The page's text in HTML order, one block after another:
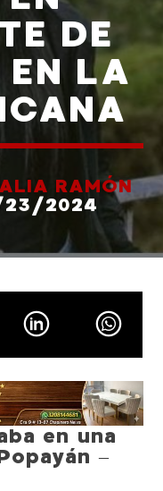
DE
EN LA
RAMÓN
2024
en una
–